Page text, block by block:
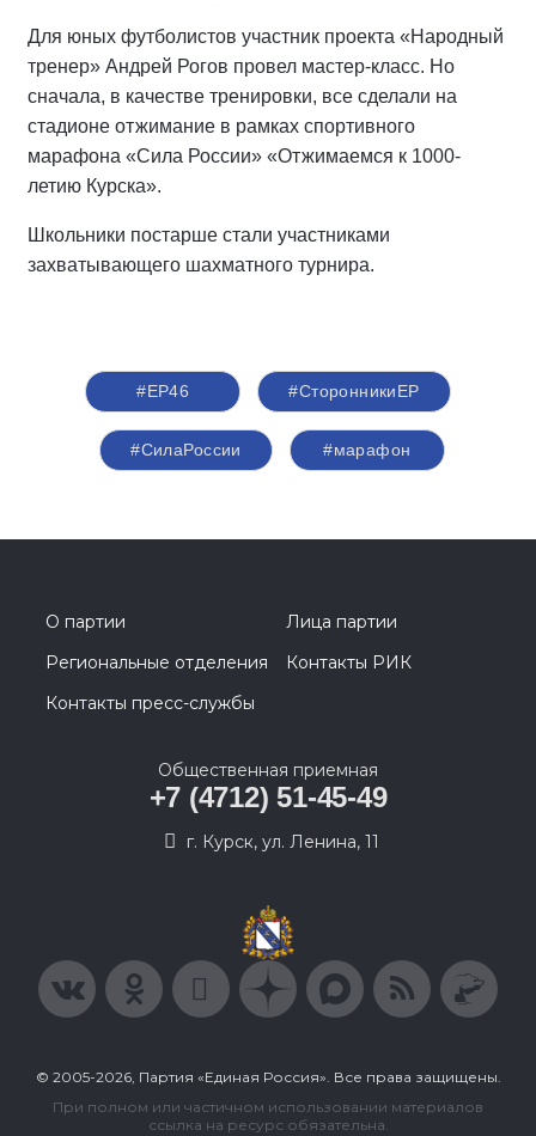
Для юных футболистов участник проекта «Народный
тренер» Андрей Рогов провел мастер-класс. Но
сначала, в качестве тренировки, все сделали на
стадионе отжимание в рамках спортивного
марафона «Сила России» «Отжимаемся к 1000-
летию Курска».
Школьники постарше стали участниками
захватывающего шахматного турнира.
#ЕР46 #СторонникиЕР
#СилаРоссии #марафон
О партии
Лица партии
Региональные отделения
Контакты РИК
Контакты пресс-службы
Общественная приемная
+7 (4712) 51-45-49
г. Курск, ул. Ленина, 11
© 2005-2026, Партия «Единая Россия». Все права защищены.
При полном или частичном использовании материалов
ссылка на ресурс обязательна.